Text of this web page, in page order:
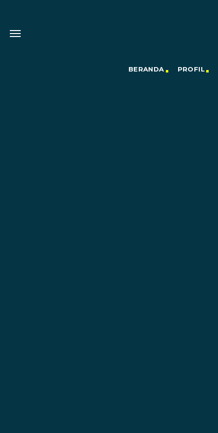
BERANDA PROFIL